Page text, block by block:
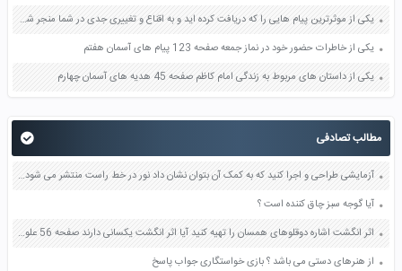
یکی از موثرترین پیام هایی را که دریافت کرده اید و به اقناع و تغییری جدی در شما منجر شده است برسی کنید و علت این تاثیر گذاری قابل توجه را بنویسید صفحه 52 تفکر و سواد رسانه ای دهم
یکی از خاطرات حضور خود در نماز جمعه صفحه 123 پیام های آسمان هفتم
یکی از داستان های مربوط به زندگی امام کاظم صفحه 45 هدیه های آسمان چهارم
مطالب تصادفی
آزمایشی طراحی و اجرا کنید که به کمک آن بتوان نشان داد نور در خط راست منتشر می شود صفحه 124 علوم هشتم
آیا گوجه سبز چاق کننده است ؟
اثر انگشت اشاره دوقلوهای همسان را تهیه کنید آیا اثر انگشت یکسانی دارند صفحه 56 علوم هشتم
از هنرهای دستی می باشد ؟ بازی خواستگاری جواب پاسخ